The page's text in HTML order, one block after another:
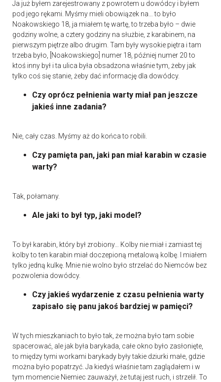
Ja już byłem zarejestrowany z powrotem u dowódcy i byłem
pod jego rękami. Myśmy mieli obowiązek na… to było
Noakowskiego 18, ja miałem tę wartę, to trzeba było – dwie
godziny wolne, a cztery godziny na służbie, z karabinem, na
pierwszym piętrze albo drugim. Tam były wysokie piętra i tam
trzeba było, [Noakowskiego] numer 18, później numer 20 to
ktoś inny był i ta ulica była obsadzona właśnie tym, żeby jak
tylko coś się stanie, żeby dać informację dla dowódcy.
Czy oprócz pełnienia warty miał pan jeszcze
jakieś inne zadania?
Nie, cały czas. Myśmy aż do końca to robili.
Czy pamięta pan, jaki pan miał karabin w czasie
warty?
Tak, połamany.
Ale jaki to był typ, jaki model?
To był karabin, który był zrobiony… Kolby nie miał i zamiast tej
kolby to ten karabin miał doczepioną metalową kolbę. I miałem
tylko jedną kulkę. Mnie nie wolno było strzelać do Niemców bez
pozwolenia dowódcy.
Czy jakieś wydarzenie z czasu pełnienia warty
zapisało się panu jakoś bardziej w pamięci?
W tych mieszkaniach to było tak, że można było tam sobie
spacerować, ale jak była barykada, całe okno było zasłonięte,
to między tymi workami barykady były takie dziurki małe, gdzie
można było popatrzyć. Ja kiedyś właśnie tam zaglądałem i w
tym momencie Niemiec zauważył, że tutaj jest ruch, i strzelił. To